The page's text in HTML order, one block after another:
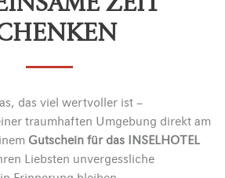
das viel wertvoller ist –
traumhaften Umgebung direkt am
Gutschein für das INSELHOTEL
Liebsten unvergessliche